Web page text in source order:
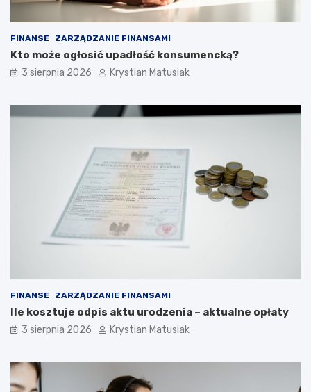
FINANSE ZARZĄDZANIE FINANSAMI
Kto może ogłosić upadłość konsumencką?
3 sierpnia 2026 Krystian Matusiak
FINANSE ZARZĄDZANIE FINANSAMI
Ile kosztuje odpis aktu urodzenia – aktualne opłaty
3 sierpnia 2026 Krystian Matusiak